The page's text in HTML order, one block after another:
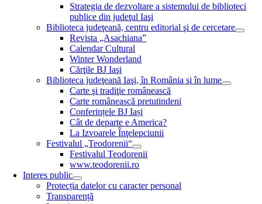
Strategia de dezvoltare a sistemului de biblioteci
publice din judeţul Iaşi
Biblioteca judeţeană, centru editorial şi de cercetare
Revista „Asachiana”
Calendar Cultural
Winter Wonderland
Cărţile BJ Iaşi
Biblioteca judeţeană Iaşi, în România şi în lume
Carte şi tradiţie românească
Carte românească pretutindeni
Conferințele BJ Iași
Cât de departe e America?
La Izvoarele Înţelepciunii
Festivalul „Teodorenii“
Festivalul Teodorenii
www.teodorenii.ro
Interes public
Protecția datelor cu caracter personal
Transparență